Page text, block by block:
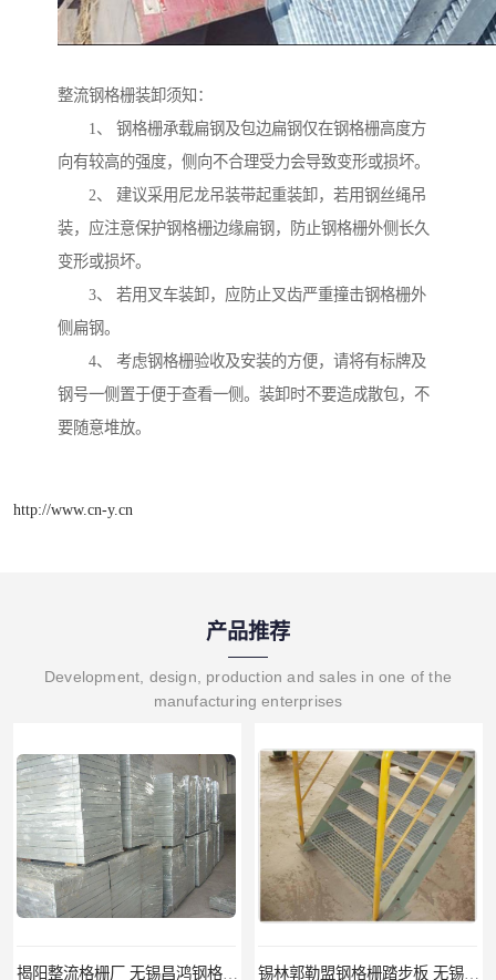
整流钢格栅装卸须知：
1、 钢格栅承载扁钢及包边扁钢仅在钢格栅高度方
向有较高的强度，侧向不合理受力会导致变形或损坏。
2、 建议采用尼龙吊装带起重装卸，若用钢丝绳吊
装，应注意保护钢格栅边缘扁钢，防止钢格栅外侧长久
变形或损坏。
3、 若用叉车装卸，应防止叉齿严重撞击钢格栅外
侧扁钢。
4、 考虑钢格栅验收及安装的方便，请将有标牌及
钢号一侧置于便于查看一侧。装卸时不要造成散包，不
要随意堆放。
http://www.cn-y.cn
产品推荐
Development, design, production and sales in one of the
manufacturing enterprises
锡林郭勒盟钢格栅踏步板 无锡昌鸿钢格板有限公司 吉安插接钢格板 无锡昌鸿钢格板有限公司